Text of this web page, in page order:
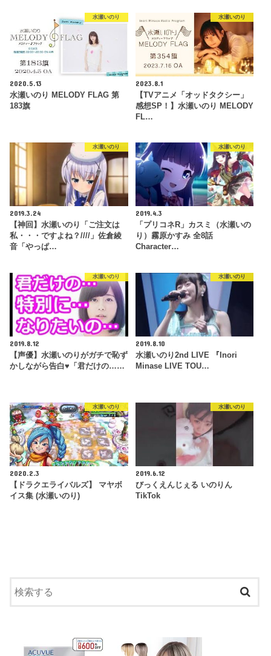
水瀬いのり
2020.5.13
水瀬いのり MELODY FLAG 第
183旗
水瀬いのり
2023.8.1
【TVアニメ「オッドタクシー」
感想SP！】水瀬いのり MELODY
FL…
水瀬いのり
2019.3.24
【神回】水瀬いのり「ご注文は
私・・・ですよね？////」佐倉綾
音「やっぱ…
水瀬いのり
2019.4.3
「プリコネR」カスミ（水瀬いの
り）霧原かすみ 全8話
Character…
水瀬いのり
2019.8.12
【声優】水瀬いのりがガチで恥ず
かしながら告白♥「君だけの……
水瀬いのり
2019.8.10
水瀬いのり2nd LIVE 『Inori
Minase LIVE TOU…
水瀬いのり
2020.2.3
【ドラクエライバルズ】 マヤボ
イス集 (水瀬いのり)
水瀬いのり
2019.6.12
びっくえんじぇる いのりん
TikTok